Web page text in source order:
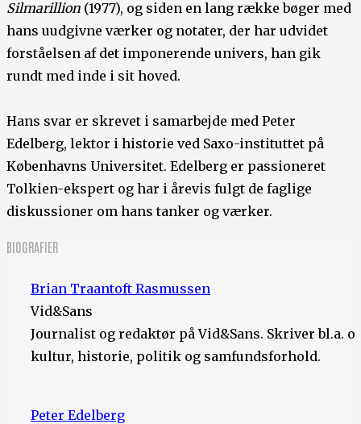
Silmarillion (1977), og siden en lang række bøger med
hans uudgivne værker og notater, der har udvidet
forståelsen af det imponerende univers, han gik
rundt med inde i sit hoved.
Hans svar er skrevet i samarbejde med Peter
Edelberg, lektor i historie ved Saxo-instituttet på
Københavns Universitet. Edelberg er passioneret
Tolkien-ekspert og har i årevis fulgt de faglige
diskussioner om hans tanker og værker.
BIOGRAFIER
Brian Traantoft Rasmussen
Vid&Sans
Journalist og redaktør på Vid&Sans. Skriver bl.a.
kultur, historie, politik og samfundsforhold.
Peter Edelberg